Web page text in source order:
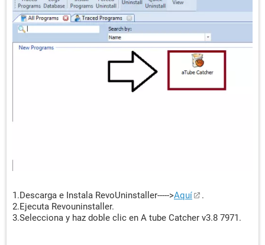
1.Descarga e Instala RevoUninstaller----->Aquí
.
2.Ejecuta Revouninstaller.
3.Selecciona y haz doble clic en A tube Catcher v3.8 7971.